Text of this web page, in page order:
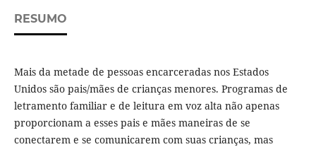
RESUMO
Mais da metade de pessoas encarceradas nos Estados
Unidos são pais/mães de crianças menores. Programas de
letramento familiar e de leitura em voz alta não apenas
proporcionam a esses pais e mães maneiras de se
conectarem e se comunicarem com suas crianças, mas